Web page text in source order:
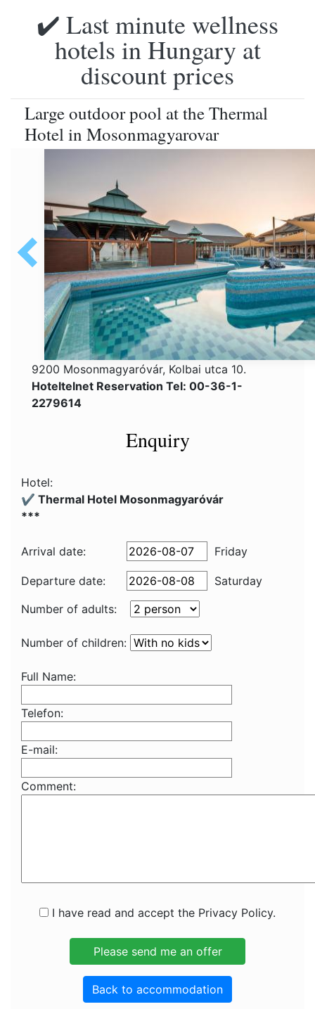
✔️ Last minute wellness
hotels in Hungary at
discount prices
Large outdoor pool at the Thermal
Hotel in Mosonmagyarovar
9200 Mosonmagyaróvár, Kolbai utca 10.
Hoteltelnet Reservation Tel: 00-36-1-
2279614
Enquiry
Hotel:
✔️ Thermal Hotel Mosonmagyaróvár
***
Arrival date: Friday
Departure date:
Saturday
Number of adults:
Number of children:
Full Name:
Telefon:
E-mail:
Comment:
I have read and accept the Privacy Policy.
Back to accommodation